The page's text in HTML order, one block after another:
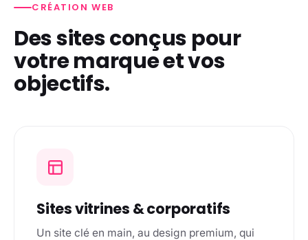
CRÉATION WEB
Des sites conçus pour
votre marque et vos
objectifs.
Sites vitrines & corporatifs
Un site clé en main, au design premium, qui